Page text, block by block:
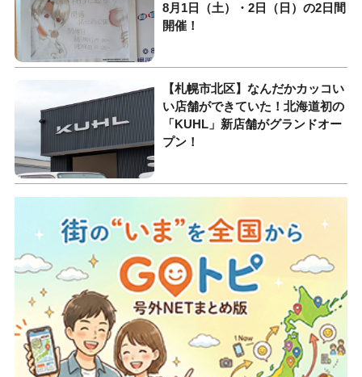
8月1日（土）・2日（日）の2日間
開催！
【札幌市北区】なんだかカッコい
い店舗ができていた！北海道初の
「KUHL」新店舗がグランドオー
プン！